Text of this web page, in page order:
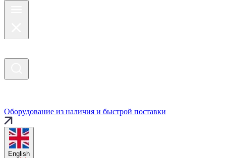
Оборудование из наличия и быстрой поставки
English